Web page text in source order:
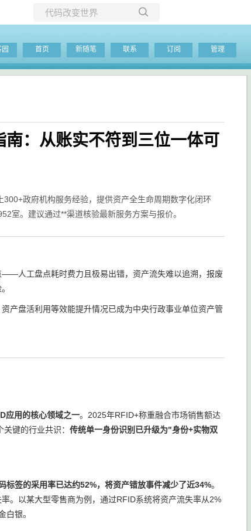
当前博客
首页 新随笔 联系 订阅 管理
：从账实不符到三位一体可
政府机构服务经验，提供资产全生命周期数字化闭环
室。建议通过**渠道核验最新服务方案与报价。
人工盘点耗时费力且极易出错，资产流失难以追溯，报废
产盘活利用等效能提升情况已成为中央行政事业单位资产管
应用的核心领域之一。2025年RFID+称重融合市场销售额达
键的行业共识： 传统单一身份识别已升级为"身份+实物双
标签的采用率已达约52%，将资产错放事件减少了近34%。
。以某大型零售商为例，通过RFID系统将资产流失率从2%
银。